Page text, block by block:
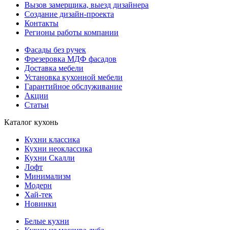
Вызов замерщика, выезд дизайнера
Создание дизайн-проекта
Контакты
Регионы работы компании
Фасады без ручек
Фрезеровка МДФ фасадов
Доставка мебели
Установка кухонной мебели
Гарантийное обслуживание
Акции
Статьи
Каталог кухонь
Кухни классика
Кухни неоклассика
Кухни Скалли
Лофт
Минимализм
Модерн
Хай-тек
Новинки
Белые кухни